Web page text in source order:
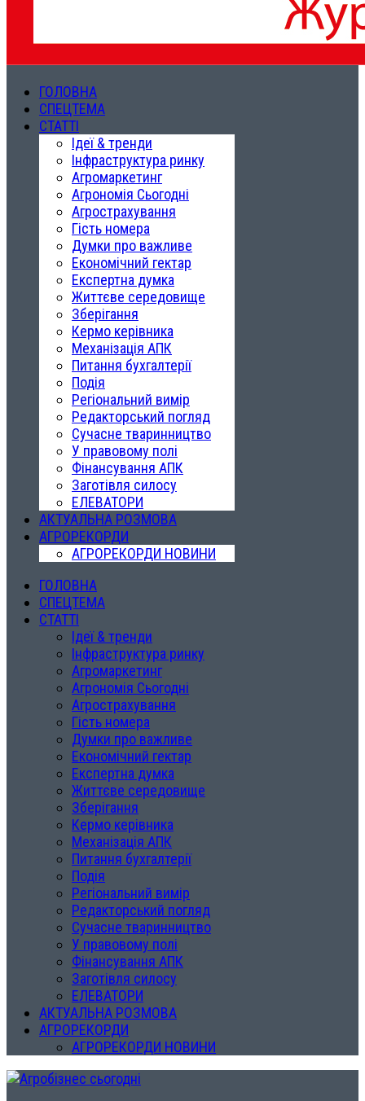
ГОЛОВНА
СПЕЦТЕМА
СТАТТІ
Ідеї & тренди
Інфраструктура ринку
Агромаркетинг
Агрономія Сьогодні
Агрострахування
Гість номера
Думки про важливе
Економічний гектар
Експертна думка
Життєве середовище
Зберігання
Кермо керівника
Механізація АПК
Питання бухгалтерії
Подія
Регіональний вимір
Редакторський погляд
Сучасне тваринництво
У правовому полі
Фінансування АПК
Заготівля силосу
ЕЛЕВАТОРИ
АКТУАЛЬНА РОЗМОВА
АГРОРЕКОРДИ
АГРОРЕКОРДИ НОВИНИ
ГОЛОВНА
СПЕЦТЕМА
СТАТТІ
Ідеї & тренди
Інфраструктура ринку
Агромаркетинг
Агрономія Сьогодні
Агрострахування
Гість номера
Думки про важливе
Економічний гектар
Експертна думка
Життєве середовище
Зберігання
Кермо керівника
Механізація АПК
Питання бухгалтерії
Подія
Регіональний вимір
Редакторський погляд
Сучасне тваринництво
У правовому полі
Фінансування АПК
Заготівля силосу
ЕЛЕВАТОРИ
АКТУАЛЬНА РОЗМОВА
АГРОРЕКОРДИ
АГРОРЕКОРДИ НОВИНИ